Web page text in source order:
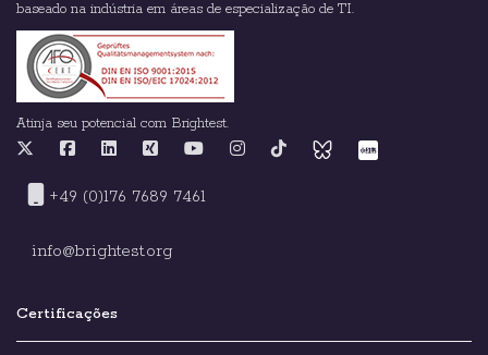
baseado na indústria em áreas de especialização de TI.
Atinja seu potencial com Brightest.
+49 (0)176 7689 7461
info@brightest.org
Certificações